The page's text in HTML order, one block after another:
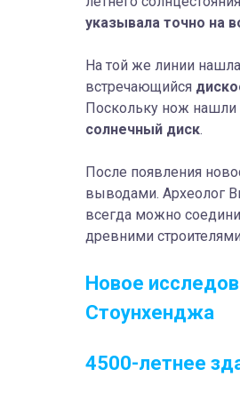
указывала точно на
На той же линии
встречающийся
Поскольку нож нашли
солнечный диск.
После появления
выводами. Археолог
всегда можно
древними
Новое
Стоунхенджа
4500-летнее